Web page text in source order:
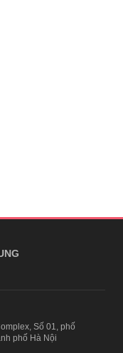
Số 01, phố
phố Hà Nội